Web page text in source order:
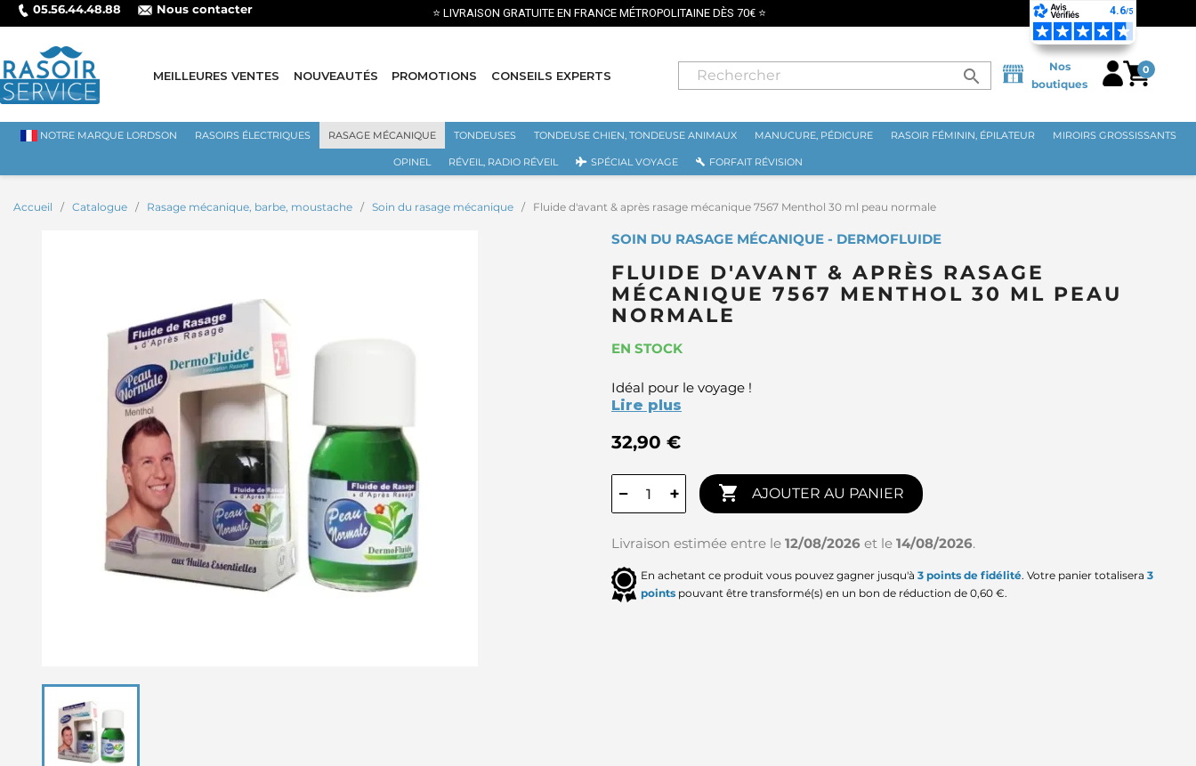
05.56.44.48.88 Nous contacter ⭐ LIVRAISON GRATUITE EN FRANCE MÉTROPOLITAINE DÈS 70€ ⭐
MEILLEURES VENTES NOUVEAUTÉS PROMOTIONS CONSEILS EXPERTS search
Nos
boutiques
0
NOTRE MARQUE LORDSON RASOIRS ÉLECTRIQUES RASAGE MÉCANIQUE TONDEUSES TONDEUSE CHIEN, TONDEUSE ANIMAUX MANUCURE, PÉDICURE RASOIR FÉMININ, ÉPILATEUR MIROIRS GROSSISSANTS
OPINEL RÉVEIL, RADIO RÉVEIL SPÉCIAL VOYAGE FORFAIT RÉVISION
Accueil Catalogue Rasage mécanique, barbe, moustache Soin du rasage mécanique Fluide d'avant & après rasage mécanique 7567 Menthol 30 ml peau normale
SOIN DU RASAGE MÉCANIQUE - DERMOFLUIDE
FLUIDE D'AVANT & APRÈS RASAGE
MÉCANIQUE 7567 MENTHOL 30 ML PEAU
NORMALE
EN STOCK
Idéal pour le voyage !
Lire plus
32,90 €
− +  AJOUTER AU PANIER
Livraison estimée entre le 12/08/2026 et le 14/08/2026.
En achetant ce produit vous pouvez gagner jusqu'à 3 points de fidélité. Votre panier totalisera 3
points pouvant être transformé(s) en un bon de réduction de 0,60 €.